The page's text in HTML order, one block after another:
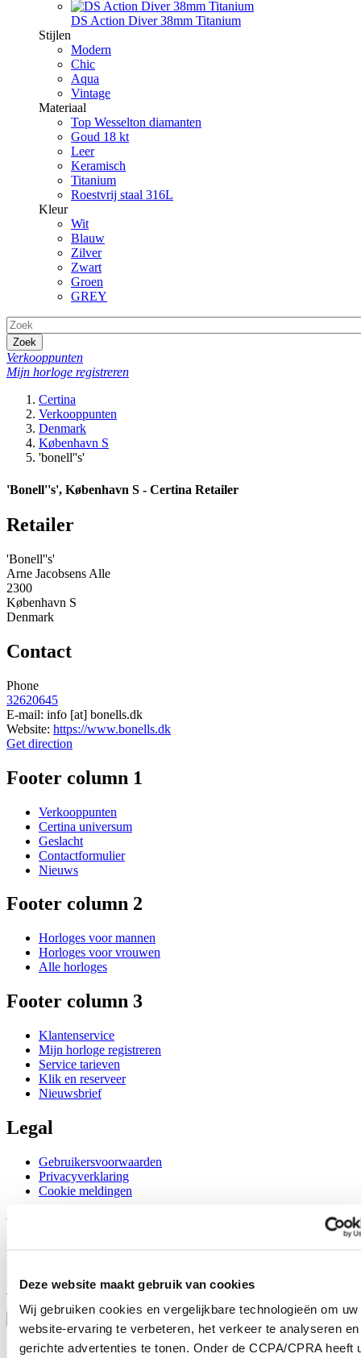
Deze website maakt gebruik van cookies
Wij gebruiken cookies en vergelijkbare technologieën om uw
website-ervaring te verbeteren, het verkeer te analyseren en
gerichte advertenties te tonen. Onder de CCPA/CPRA heeft
DS Action Diver 38mm Titanium
Stijlen
Modern
Chic
Aqua
Vintage
Materiaal
Top Wesselton diamanten
Goud 18 kt
Leer
Keramisch
Titanium
Roestvrij staal 316L
Kleur
Wit
Blauw
Zilver
Zwart
Groen
GREY
Zoek
Verkooppunten
Mijn horloge registreren
Certina
Verkooppunten
Denmark
København S
'bonell''s'
'Bonell''s', København S - Certina Retailer
Retailer
'Bonell''s'
Arne Jacobsens Alle
2300
København S
Denmark
Contact
Phone
32620645
E-mail: info [at] bonells.dk
Website: https://www.bonells.dk
Get direction
Footer column 1
Verkooppunten
Certina universum
Geslacht
Contactformulier
Nieuws
Footer column 2
Horloges voor mannen
Horloges voor vrouwen
Alle horloges
Footer column 3
Klantenservice
Mijn horloge registreren
Service tarieven
Klik en reserveer
Nieuwsbrief
Legal
Gebruikersvoorwaarden
Privacyverklaring
Cookie meldingen
Word lid van de CERTINA club
Meld je aan en ontvang exclusieve aanbiedingen en
productrecensies
Schrijf je in!
Selecteer een land/regio
Taalkeuze
Austria